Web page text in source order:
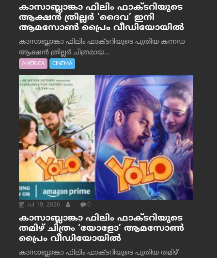
കാസാബ്ലാങ്കാ ഫിലിം ഫാക്ടറിയുടെ
ആക്ഷൻ ത്രില്ലർ ‘ദൈവ’ ഇനി
ആമസോൺ പ്രൈം വീഡിയോയിൽ
കാസാബ്ലാങ്കാ ഫിലിം ഫാക്ടറിയുടെ പുതിയ കന്നഡ
ആക്ഷൻ ത്രില്ലർ ചിത്രമായ...
AMERICA CINEMA
Jul 19, 2026 . 0
കാസാബ്ലാങ്കാ ഫിലിം ഫാക്ടറിയുടെ
തമിഴ് ചിത്രം ‘യോളോ’ ആമസോൺ
പ്രൈം വീഡിയോയിൽ
കാസാബ്ലാങ്കാ ഫിലിം ഫാക്ടറിയുടെ പുതിയ തമിഴ്